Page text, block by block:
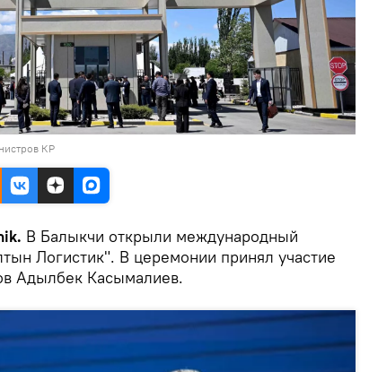
КР
В Балыкчи открыли международный
Логистик". В церемонии принял участие
Адылбек Касымалиев.